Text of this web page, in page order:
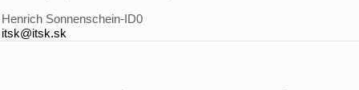
Henrich Sonnenschein-ID0
itsk@itsk.sk